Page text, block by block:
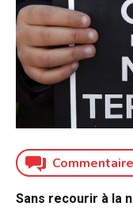
Sans recourir à la